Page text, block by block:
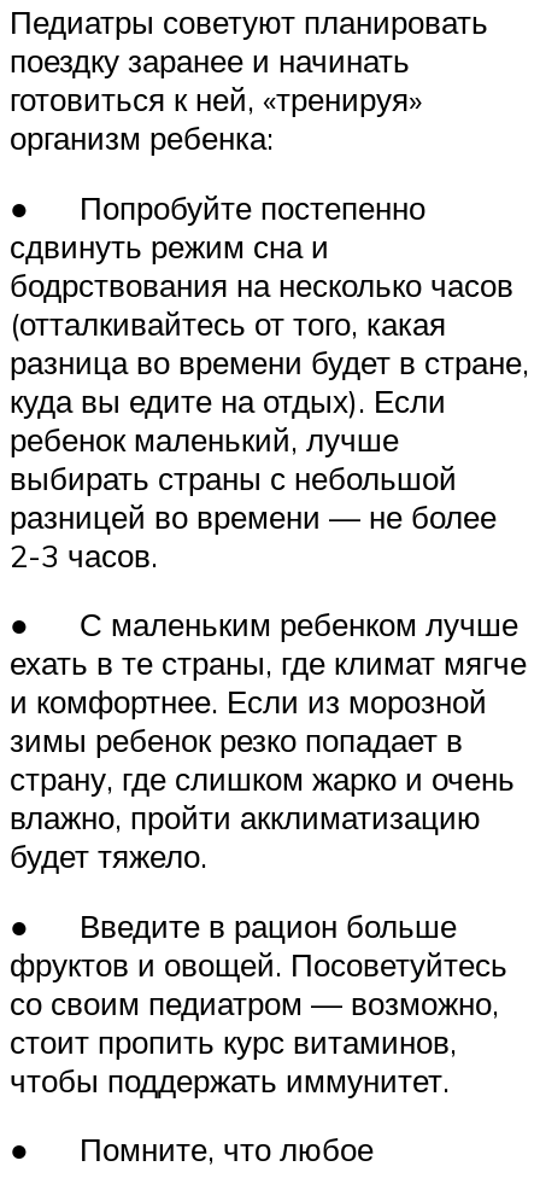
Педиатры советуют планировать
поездку заранее и начинать
готовиться к ней, «тренируя»
организм ребенка:
● Попробуйте постепенно
сдвинуть режим сна и
бодрствования на несколько часов
(отталкивайтесь от того, какая
разница во времени будет в стране,
куда вы едите на отдых). Если
ребенок маленький, лучше
выбирать страны с небольшой
разницей во времени — не более
2-3 часов.
● С маленьким ребенком лучше
ехать в те страны, где климат мягче
и комфортнее. Если из морозной
зимы ребенок резко попадает в
страну, где слишком жарко и очень
влажно, пройти акклиматизацию
будет тяжело.
● Введите в рацион больше
фруктов и овощей. Посоветуйтесь
со своим педиатром — возможно,
стоит пропить курс витаминов,
чтобы поддержать иммунитет.
● Помните, что любое